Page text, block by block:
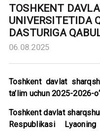
TOSHKENT
UNIVERSITETIDA
DASTURIGA
06.08.2025
Toshkent davlat
ta’lim uchun 2025-2026-
Toshkent davlat
Respublikasi